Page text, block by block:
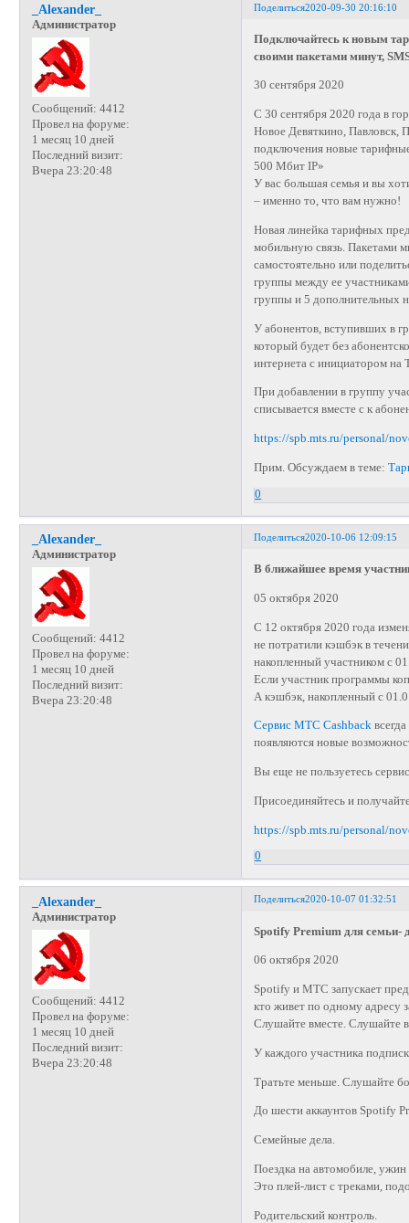
Поделиться2020-09-30 20:16:10
_Alexander_
Администратор
Сообщений: 4412
Провел на форуме:
1 месяц 10 дней
Последний визит:
Вчера 23:20:48
Подключайтесь к новым
своими пакетами минут,
30 сентября 2020
С 30 сентября 2020 года в
Новое Девяткино,
подключения новые
500 Мбит IP»
У вас большая семья и вы
– именно то, что вам нужно!
Новая линейка тарифных
мобильную связь. Пакетами
самостоятельно или
группы между ее
группы и 5 дополнительных
У абонентов, вступивших в
который будет без
интернета с инициатором
При добавлении в группу
списывается вместе с к
https://spb.mts.ru/personal/
Прим. Обсуждаем в теме:
0
Поделиться2020-10-06 12:09:15
_Alexander_
Администратор
Сообщений: 4412
Провел на форуме:
1 месяц 10 дней
Последний визит:
Вчера 23:20:48
В ближайшее время
05 октября 2020
С 12 октября 2020 года
не потратили кэшбэк в
накопленный участником с
Если участник программы
А кэшбэк, накопленный с
Сервис МТС Cashback
появляются новые
Вы еще не пользуетесь
Присоединяйтесь и
https://spb.mts.ru/personal/
0
Поделиться2020-10-07 01:32:51
_Alexander_
Администратор
Сообщений: 4412
Провел на форуме:
1 месяц 10 дней
Последний визит:
Вчера 23:20:48
Spotify Premium для cемьи-
06 октября 2020
Spotify и МТС запускает
кто живет по одному адресу
Слушайте вместе. Слушайте
У каждого участника
Тратьте меньше. Слушайте
До шести аккаунтов Spotify
Семейные дела.
Поездка на автомобиле,
Это плей-лист с треками,
Родительский контроль.